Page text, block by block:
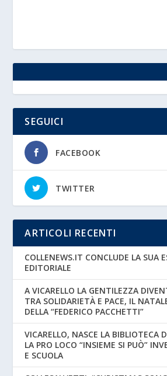
SEGUICI
FACEBOOK
TWITTER
ARTICOLI RECENTI
COLLENEWS.IT CONCLUDE LA SUA
EDITORIALE
A VICARELLO LA GENTILEZZA
TRA SOLIDARIETÀ E PACE, IL
DELLA “FEDERICO PACCHETTI”
VICARELLO, NASCE LA BIBLIOTECA
LA PRO LOCO “INSIEME SI PUÒ”
E SCUOLA